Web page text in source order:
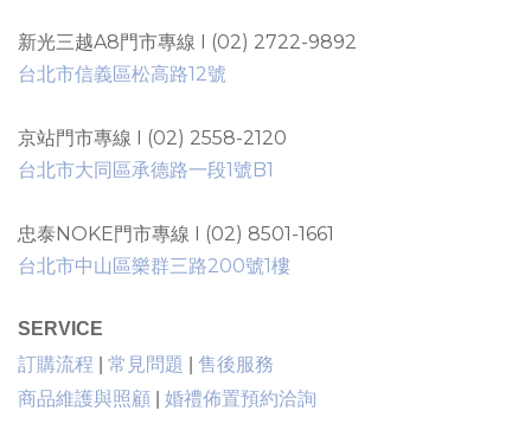
新光三越A8門市專線 I (02) 2722-9892
台北市信義區松高路12號
京站門市專線 I (02) 2558-2120
台北市大同區承德路一段1號B1
忠泰NOKE門市專線 I (02) 8501-1661
台北市中山區樂群三路200號1樓
SERVICE
訂購流程
常見問題 售後服務
商品維護與照顧 婚禮佈置預約洽詢